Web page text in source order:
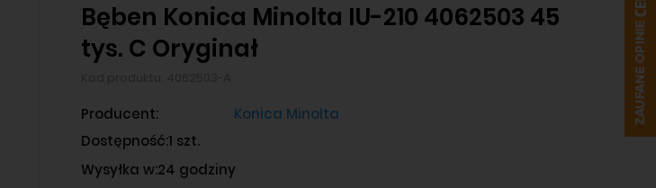
Bęben Konica Minolta IU-210 4062503 45
tys. C Oryginał
Producent:
Konica Minolta
Dostępność:1 szt.
Wysyłka w:24 godziny